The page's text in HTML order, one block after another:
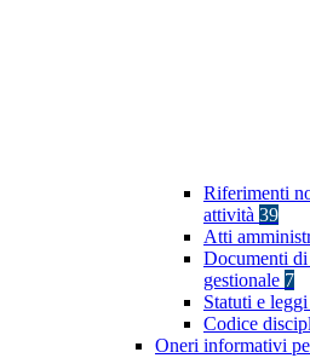
Riferimenti
attività 39
Atti
Documenti di
gestionale 7
Statuti e
Codice
Oneri informativi